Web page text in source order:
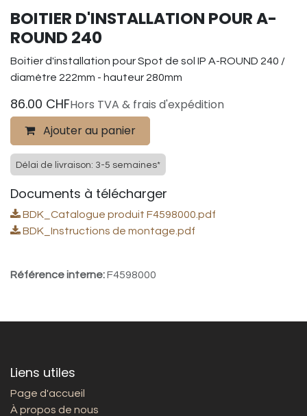
BOITIER D'INSTALLATION POUR A-
ROUND 240
Boitier d'installation pour Spot de sol IP A-ROUND 240 /
diamètre 222mm - hauteur 280mm
86.00 CHFHors TVA & frais d'expédition
Ajouter au panier
Délai de livraison: 3-5 semaines*
Documents à télécharger
BDK_Catalogue produit F4598000.pdf
BDK_Instructions de montage.pdf
Référence interne:F4598000
Liens utiles
Page d'accueil
À propos de nous